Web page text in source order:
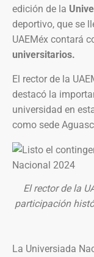
edición de la
deportivo, que se
UAEMéx contará
universitarios.
El rector de la
destacó la
universidad en
como sede
El rector de la
participación
La Universiada